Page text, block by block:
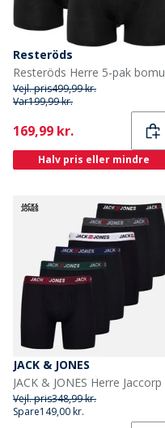
Resteröds
Vejl. pris499,99 kr.
Var199,99 kr.
Current
169,99 kr.
Halv pris eller mindre
JACK & JONES
Vejl. pris348,99 kr.
Spare149,00 kr.